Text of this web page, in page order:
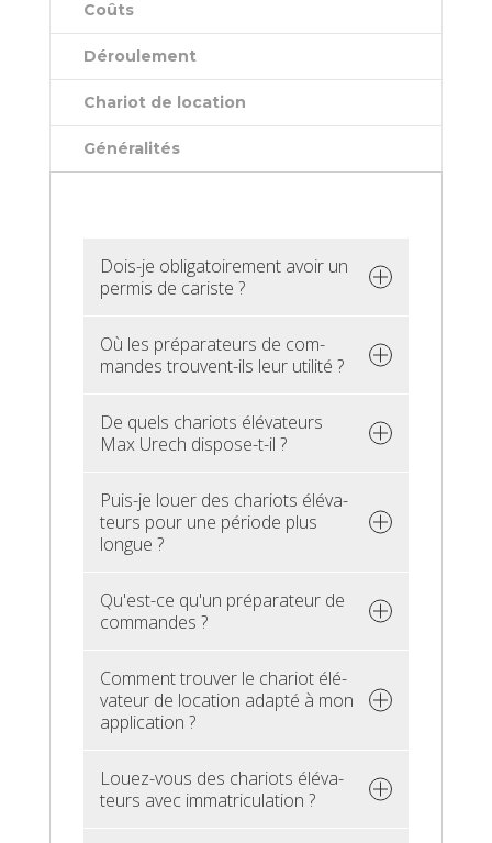
Coûts
Dérou­le­ment
Cha­riot de loca­tion
Géné­ra­li­tés
Dois-je obli­ga­toi­re­ment avoir un
per­mis de cariste ?
Où les pré­pa­ra­teurs de com­
mandes trouvent-ils leur uti­lité ?
De quels cha­riots élé­va­teurs
Max Urech dis­pose-t-il ?
Puis-je louer des cha­riots élé­va­
teurs pour une période plus
longue ?
Qu'est-ce qu'un pré­pa­ra­teur de
com­mandes ?
Com­ment trou­ver le cha­riot élé­
va­teur de loca­tion adapté à mon
appli­ca­tion ?
Louez-vous des cha­riots élé­va­
teurs avec imma­tri­cu­la­tion ?